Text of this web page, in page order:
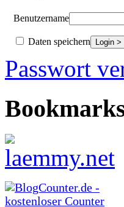
Benutzername
Daten speichern
Passwort